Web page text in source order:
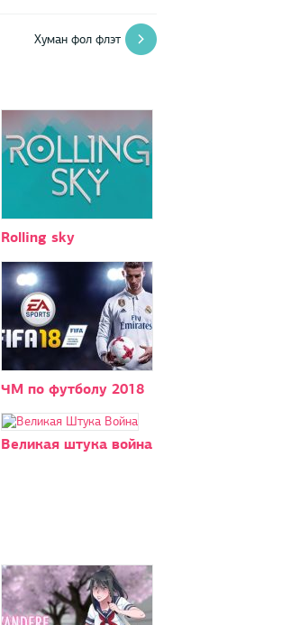
Хуман фол флэт
Rolling sky
ЧМ по футболу 2018
Великая штука война